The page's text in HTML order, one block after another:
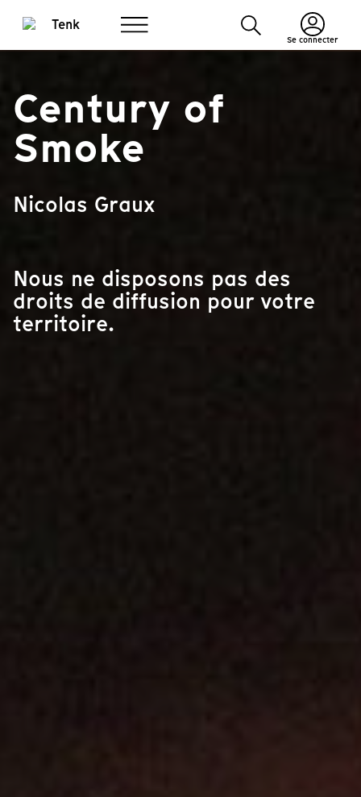
Se connecter
Century of
Smoke
Nicolas Graux
Nous ne disposons pas des
droits de diffusion pour votre
territoire.